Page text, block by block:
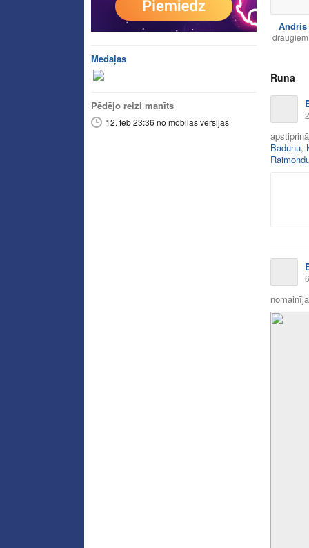
Medaļas
Pēdējo reizi manīts
12. feb 23:36 no mobilās versijas
Andris
Runā
Badunu,